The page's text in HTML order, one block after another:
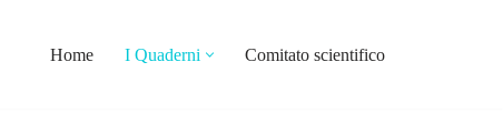
Home I Quaderni Comitato scientifico